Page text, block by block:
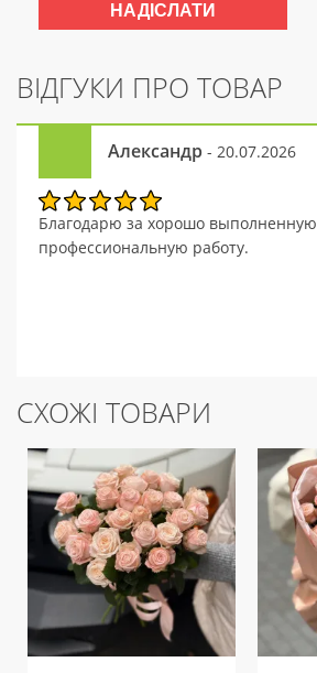
ВІДГУКИ ПРО ТОВАР
Александр - 20.07.2026
Благодарю за хорошо выполненную
профессиональную работу.
СХОЖІ ТОВАРИ